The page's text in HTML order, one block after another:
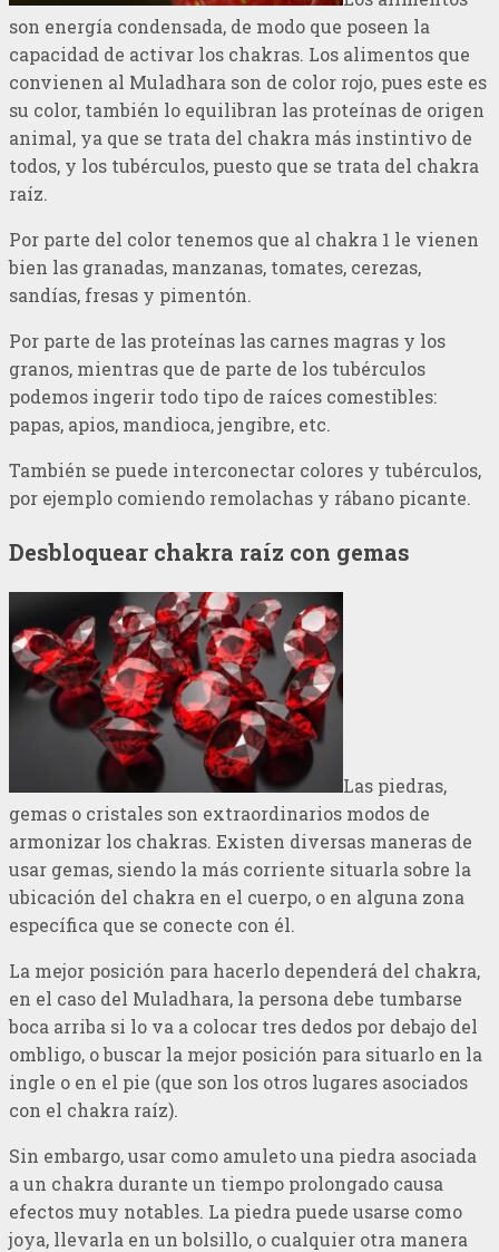
son energía condensada, de modo que poseen la
capacidad de activar los chakras. Los alimentos que
convienen al Muladhara son de color rojo, pues este es
su color, también lo equilibran las proteínas de origen
animal, ya que se trata del chakra más instintivo de
todos, y los tubérculos, puesto que se trata del chakra
raíz.
Por parte del color tenemos que al chakra 1 le vienen
bien las granadas, manzanas, tomates, cerezas,
sandías, fresas y pimentón.
Por parte de las proteínas las carnes magras y los
granos, mientras que de parte de los tubérculos
podemos ingerir todo tipo de raíces comestibles:
papas, apios, mandioca, jengibre, etc.
También se puede interconectar colores y tubérculos,
por ejemplo comiendo remolachas y rábano picante.
Desbloquear chakra raíz con gemas
Las piedras,
gemas o cristales son extraordinarios modos de
armonizar los chakras. Existen diversas maneras de
usar gemas, siendo la más corriente situarla sobre la
ubicación del chakra en el cuerpo, o en alguna zona
específica que se conecte con él.
La mejor posición para hacerlo dependerá del chakra,
en el caso del Muladhara, la persona debe tumbarse
boca arriba si lo va a colocar tres dedos por debajo del
ombligo, o buscar la mejor posición para situarlo en la
ingle o en el pie (que son los otros lugares asociados
con el chakra raíz).
Sin embargo, usar como amuleto una piedra asociada
a un chakra durante un tiempo prolongado causa
efectos muy notables. La piedra puede usarse como
joya, llevarla en un bolsillo, o cualquier otra manera